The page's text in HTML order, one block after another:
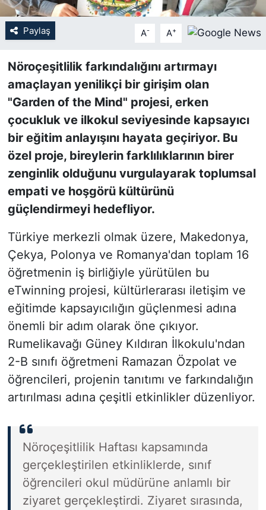
Paylaş A- A+
Nöroçeşitlilik farkındalığını artırmayı
amaçlayan yenilikçi bir girişim olan
"Garden of the Mind" projesi, erken
çocukluk ve ilkokul seviyesinde kapsayıcı
bir eğitim anlayışını hayata geçiriyor. Bu
özel proje, bireylerin farklılıklarının birer
zenginlik olduğunu vurgulayarak toplumsal
empati ve hoşgörü kültürünü
güçlendirmeyi hedefliyor.
Türkiye merkezli olmak üzere, Makedonya,
Çekya, Polonya ve Romanya'dan toplam 16
öğretmenin iş birliğiyle yürütülen bu
eTwinning projesi, kültürlerarası iletişim ve
eğitimde kapsayıcılığın güçlenmesi adına
önemli bir adım olarak öne çıkıyor.
Rumelikavağı Güney Kıldıran İlkokulu'ndan
2-B sınıfı öğretmeni Ramazan Özpolat ve
öğrencileri, projenin tanıtımı ve farkındalığın
artırılması adına çeşitli etkinlikler düzenliyor.
Nöroçeşitlilik Haftası kapsamında
gerçekleştirilen etkinliklerde, sınıf
öğrencileri okul müdürüne anlamlı bir
ziyaret gerçekleştirdi. Ziyaret sırasında,
SİYASET
SPOR
TEKNOLOJİ
TÜRKİYE VE DÜNYA GÜNDEMİ
VİDEO GALERİ
YAŞAM